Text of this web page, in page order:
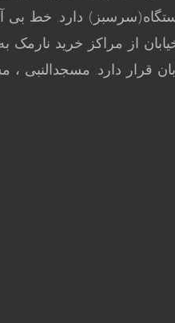
بسیار آسان است. خط ۲ مترو تهران در خیابان
از مراکز خرید نارمک
قرار دارد. مسجدالنبی